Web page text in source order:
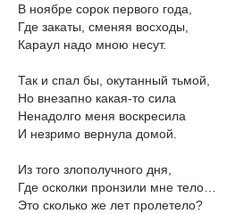
В ноябре сорок первого года,
Где закаты, сменяя восходы,
Караул надо мною несут.
Так и спал бы, окутанный тьмой,
Но внезапно какая-то сила
Ненадолго меня воскресила
И незримо вернула домой.
Из того злополучного дня,
Где осколки пронзили мне тело…
Это сколько же лет пролетело?